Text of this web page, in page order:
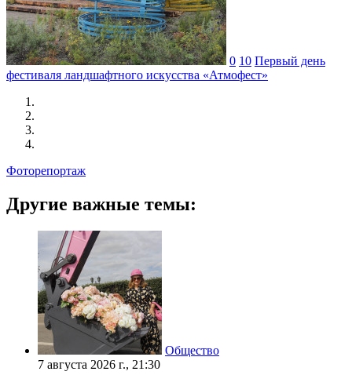
0 10 Первый день
фестиваля ландшафтного искусства «Атмофест»
Фоторепортаж
Другие важные темы:
Общество
7 августа 2026 г., 21:30